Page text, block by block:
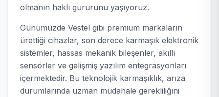
olmanın haklı gururunu yaşıyoruz.
Günümüzde Vestel gibi premium markaların
ürettiği cihazlar, son derece karmaşık elektronik
sistemler, hassas mekanik bileşenler, akıllı
sensörler ve gelişmiş yazılım entegrasyonları
içermektedir. Bu teknolojik karmaşıklık, arıza
durumlarında uzman müdahale gerekliliğini